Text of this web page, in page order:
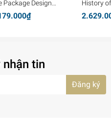
Package Design
8
History
tin
Đăng ký